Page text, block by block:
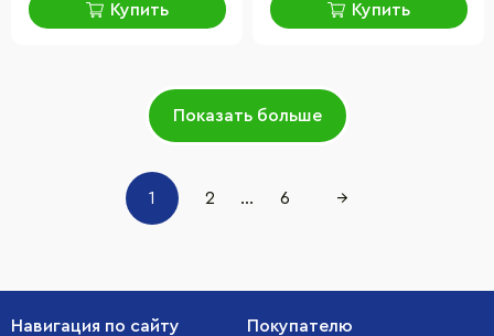
Купить Купить
Показать больше
1 2 ... 6 →
Навигация по сайту Покупателю